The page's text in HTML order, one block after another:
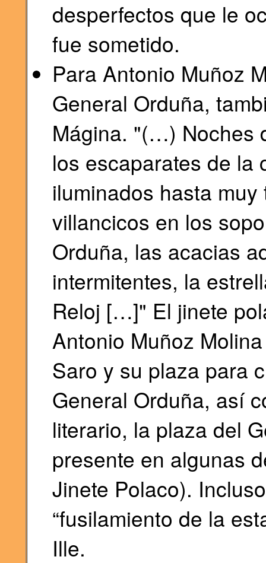
desperfectos que le
fue sometido.
Para Antonio Muñoz
General Orduña,
Mágina. "(…) Noches
los escaparates de la
iluminados hasta
villancicos en los
Orduña, las acacias
intermitentes, la
Reloj […]" El jinete
Antonio Muñoz
Saro y su plaza para
General Orduña, así
literario, la plaza del
presente en algunas
Jinete Polaco).
“fusilamiento de la
Ille.